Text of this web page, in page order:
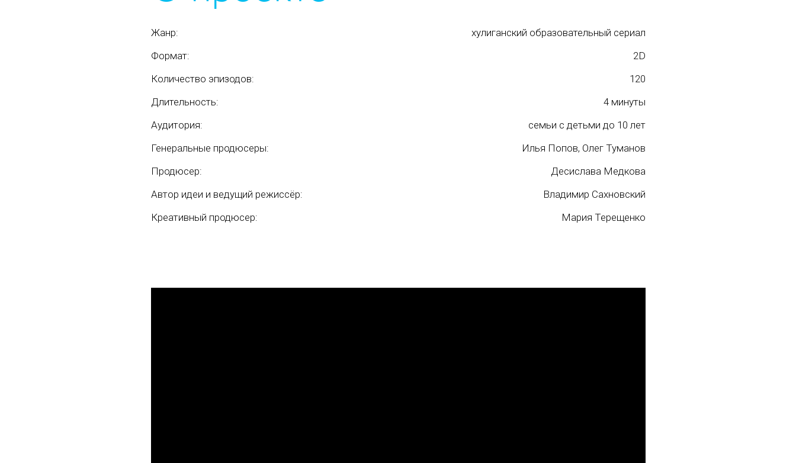
Жанр:
хулиганский образовательный сериал
Формат:
2D
Количество эпизодов:
120
Длительность:
4 минуты
Аудитория:
семьи с детьми до 10 лет
Генеральные продюсеры:
Илья Попов, Олег Туманов
Продюсер:
Десислава Медкова
Автор идеи и ведущий режиссёр:
Владимир Сахновский
Креативный продюсер:
Мария Терещенко